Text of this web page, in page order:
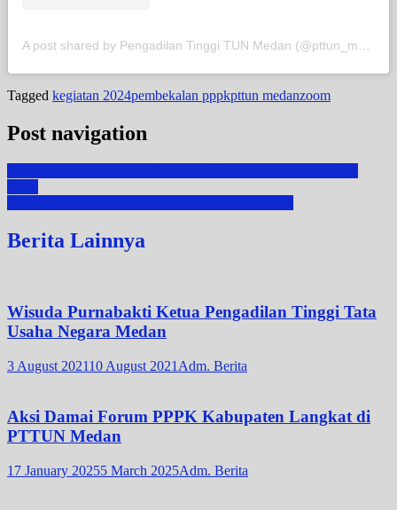
Tagged kegiatan 2024pembekalan pppkpttun medanzoom
Post navigation
Berita Lainnya
Wisuda Purnabakti Ketua Pengadilan Tinggi Tata
Usaha Negara Medan
3 August 202110 August 2021 Adm. Berita
Aksi Damai Forum PPPK Kabupaten Langkat di
PTTUN Medan
17 January 20255 March 2025Adm. Berita